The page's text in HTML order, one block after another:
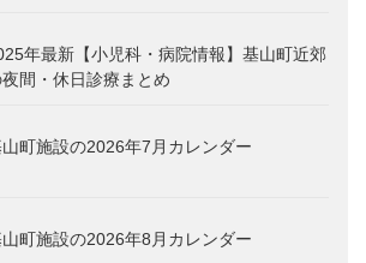
年最新【小児科・病院情報】基山町近郊
間・休日診療まとめ
町施設の2026年7月カレンダー
町施設の2026年8月カレンダー